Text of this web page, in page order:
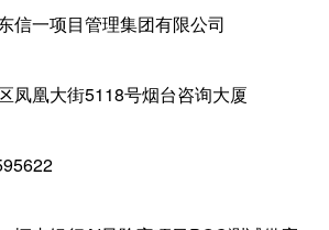
信一项目管理集团有限公司
凤凰大街5118号烟台咨询大厦